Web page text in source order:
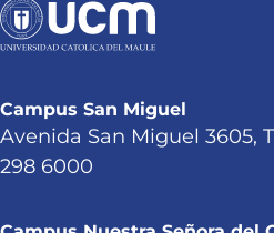
Campus San Miguel
Avenida San Miguel 3605,
298 6000